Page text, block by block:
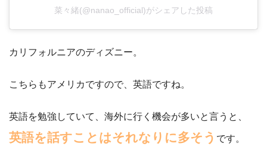
菜々緒(@nanao_official)がシェアした投稿
カリフォルニアのディズニー。
こちらもアメリカですので、英語ですね。
英語を勉強していて、海外に行く機会が多いと言うと、
英語を話すことはそれなりに多そう です。